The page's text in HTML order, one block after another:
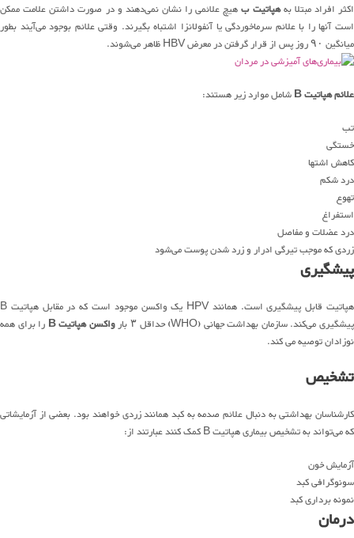
اکثر افراد مبتلا بههپاتیت بهیچ علائمی را نشان نمی‌دهند و در صورت داشتن علامت ممکن
است آنها را با علائم سرماخوردگی یا آنفولانزا اشتباه بگیرند. وقتی علائم بوجود می‌آیند بطور
میانگین ۹۰ روز پس از قرار گرفتن در معرض HBV ظاهر می‌شوند.
علائم هپاتیت B
شامل موارد زیر هستند:
تب
خستگی
کاهش اشتها
درد شکم
تهوع
استفراغ
درد عضلات و مفاصل
زردی که موجب تیرگی ادرار و زرد شدن پوست می‌شود
پیشگیری
هپاتیت قابل پیشگیری است. همانند HPV یک واکسن موجود است که در مقابل هپاتیت B
پیشگیری می‌کند. سازمان بهداشت جهانی (WHO) حداقل ۳ بار
واکسن هپاتیت B
را برای همه
نوزادان توصیه می کند.
تشخیص
کارشناسان بهداشتی به دنبال علائم صدمه به کبد همانند زردی خواهند بود. بعضی از آزمایشاتی
که می‌تواند به تشخیص بیماری هپاتیت B کمک کنند عبارتند از:
آزمایش خون
سونوگرافی کبد
نمونه برداری کبد
درمان